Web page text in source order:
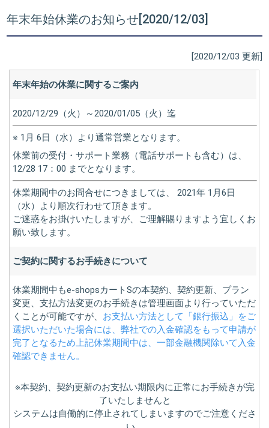
年末年始休業のお知らせ[2020/12/03]
[2020/12/03 更新]
年末年始の休業に関するご案内
2020/12/29（火）～2020/01/05（火）迄
※ 1月 6日（水）より通常営業となります。
休業前の受付・サポート業務（電話サポートも含む）は、
12/28 17：00 までとなります。
休業期間中のお問合せにつきましては、 2021年 1月6日
（水）より順次行わせて頂きます。
ご迷惑をお掛けいたしますが、ご理解賜りますよう宜しくお
願い致します。
ご契約に関するお手続きについて
休業期間中もe-shopsカートSの本契約、契約更新、プラン
変更、支払方法変更のお手続きは管理画面より行っていただ
くことが可能ですが、 お支払い方法として「銀行振込」をご
選択いただいた場合には、弊社での入金確認をもって申請が
完了となるため上記休業期間中は、一部金融機関除いて入金
確認できません。
※本契約、契約更新のお支払い期限内に正常にお手続きが完
了いたしませんと
システムは自働的に停止されてしまいますのでご注意くださ